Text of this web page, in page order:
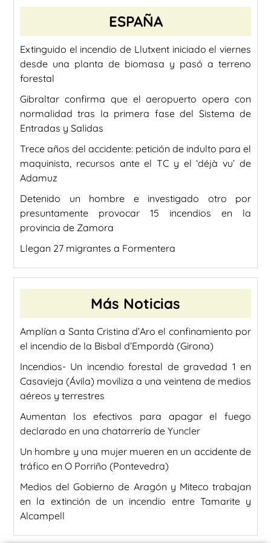
ESPAÑA
Extinguido el incendio de Llutxent iniciado el viernes
desde una planta de biomasa y pasó a terreno
forestal
Gibraltar confirma que el aeropuerto opera con
normalidad tras la primera fase del Sistema de
Entradas y Salidas
Trece años del accidente: petición de indulto para el
maquinista, recursos ante el TC y el ‘déjà vu’ de
Adamuz
Detenido un hombre e investigado otro por
presuntamente provocar 15 incendios en la
provincia de Zamora
Llegan 27 migrantes a Formentera
Más Noticias
Amplían a Santa Cristina d’Aro el confinamiento por
el incendio de la Bisbal d’Empordà (Girona)
Incendios- Un incendio forestal de gravedad 1 en
Casavieja (Ávila) moviliza a una veintena de medios
aéreos y terrestres
Aumentan los efectivos para apagar el fuego
declarado en una chatarrería de Yuncler
Un hombre y una mujer mueren en un accidente de
tráfico en O Porriño (Pontevedra)
Medios del Gobierno de Aragón y Miteco trabajan
en la extinción de un incendio entre Tamarite y
Alcampell